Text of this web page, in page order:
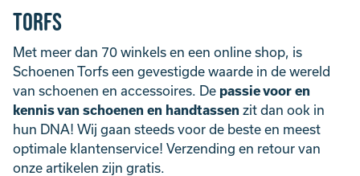
Torfs
Met meer dan 70 winkels en een online shop, is
Schoenen Torfs een gevestigde waarde in de wereld
van schoenen en accessoires. De passie voor en
kennis van schoenen en handtassen zit dan ook in
hun DNA! Wij gaan steeds voor de beste en meest
optimale klantenservice! Verzending en retour van
onze artikelen zijn gratis.